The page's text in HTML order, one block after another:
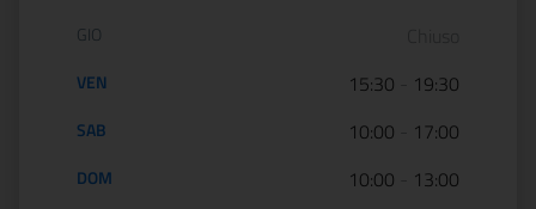
GIO
VEN 15:30 19:30
SAB 10:00 17:00
DOM 10:00 13:00